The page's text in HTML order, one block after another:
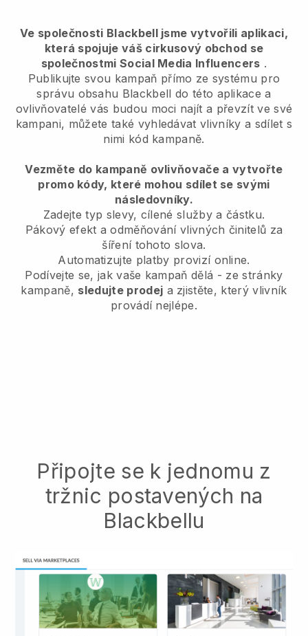
Ve společnosti Blackbell jsme vytvořili aplikaci,
která spojuje váš cirkusový obchod se
společnostmi Social Media Influencers .
Publikujte svou kampaň přímo ze systému pro
správu obsahu Blackbell do této aplikace a
ovlivňovatelé vás budou moci najít a převzít ve své
kampani, můžete také vyhledávat vlivníky a sdílet s
nimi kód kampaně.
Vezměte do kampaně ovlivňovače a vytvořte
promo kódy, které mohou sdílet se svými
následovníky.
Zadejte typ slevy, cílené služby a částku.
Pákový efekt a odměňování vlivných činitelů za
šíření tohoto slova.
Automatizujte platby provizí online.
Podívejte se, jak vaše kampaň dělá - ze stránky
kampaně, sledujte prodej a zjistěte, který vlivník
provádí nejlépe.
Připojte se k jednomu z
tržnic postavených na
Blackbellu